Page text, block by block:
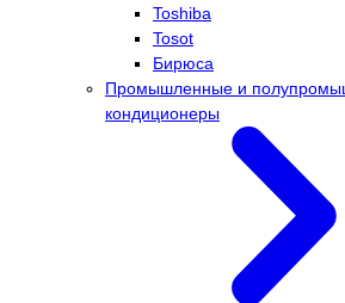
Toshiba
Tosot
Бирюса
Промышленные и
кондиционеры